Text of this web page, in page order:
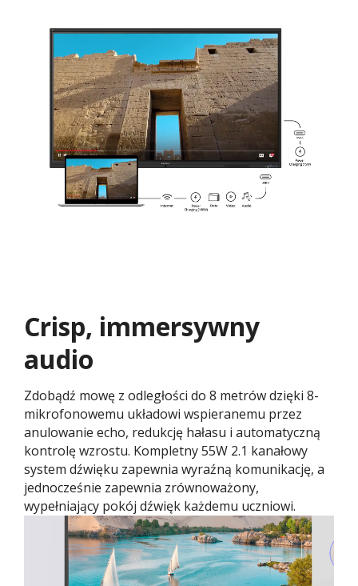
Crisp, immersywny
audio
Zdobądź mowę z odległości do 8 metrów dzięki 8-
mikrofonowemu układowi wspieranemu przez
anulowanie echo, redukcję hałasu i automatyczną
kontrolę wzrostu. Kompletny 55W 2.1 kanałowy
system dźwięku zapewnia wyraźną komunikację, a
jednocześnie zapewnia zrównoważony,
wypełniający pokój dźwięk każdemu uczniowi.